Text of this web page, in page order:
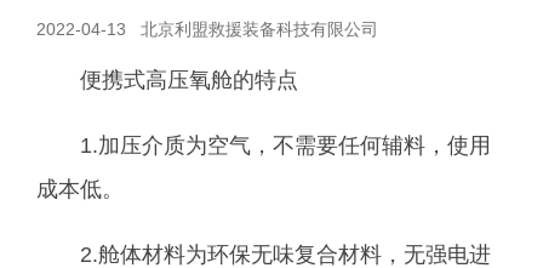
2022-04-13 北京利盟救援装备科技有限公司
便携式高压氧舱的特点
1.加压介质为空气，不需要任何辅料，使用
成本低。
2.舱体材料为环保无味复合材料，无强电进